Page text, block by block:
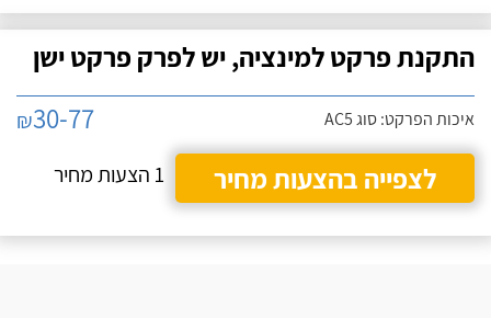
התקנת פרקט למינציה, יש לפרק פרקט ישן
איכות הפרקט: סוג AC5 ₪30-77
לצפייה בהצעות מחיר
1 הצעות מחיר